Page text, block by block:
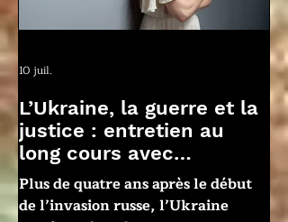
L’Ukraine, la guerre et la
justice : entretien au
long cours avec
Oleksandra Matviichuk
Plus de quatre ans après le début
de l’invasion russe, l’Ukraine
10 juil.